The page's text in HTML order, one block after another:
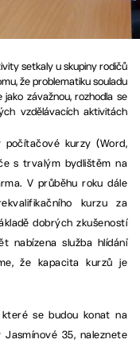
setkaly u skupiny rodičů
že problematiku souladu
závažnou, rozhodla se
vzdělávacích aktivitách
počítačové kurzy (Word,
s trvalým bydlištěm na
V průběhu roku dále
kurzu za
dobrých zkušeností
nabízena služba hlídání
že kapacita kurzů je
se budou konat na
35, naleznete